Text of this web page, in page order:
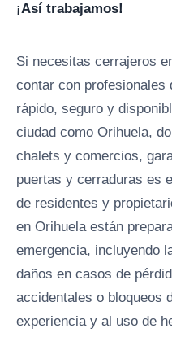
¡Así trabajamos!
Si necesitas cerrajeros
contar con profesionales
rápido, seguro y
ciudad como Orihuela,
chalets y comercios,
puertas y cerraduras es
de residentes y
en Orihuela están
emergencia, incluyendo
daños en casos de
accidentales o bloqueos
experiencia y al uso de